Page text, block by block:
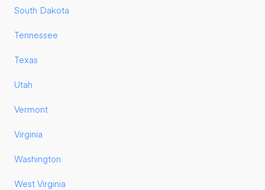
South Dakota
Tennessee
Texas
Utah
Vermont
Virginia
Washington
West Virginia